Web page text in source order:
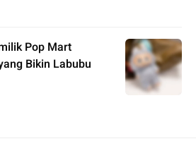
Pop Mart
Bikin Labubu